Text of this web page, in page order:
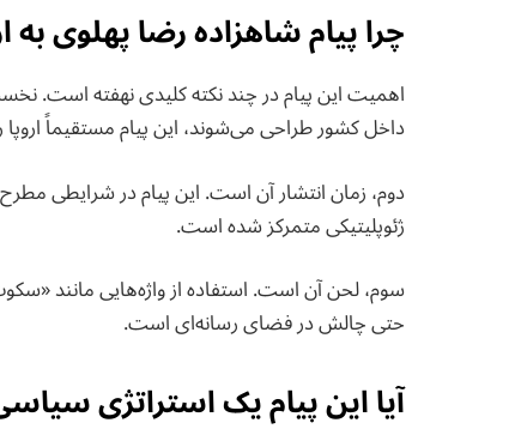
چرا پیام شاهزاده رضا پهلوی به
اهمیت این پیام در چند نکته کلیدی نهفته است.
داخل کشور طراحی می‌شوند، این پیام مستقیماً
دوم، زمان انتشار آن است. این پیام در شرایطی
ژئوپلیتیکی متمرکز شده است.
سوم، لحن آن است. استفاده از واژه‌هایی مانند
حتی چالش در فضای رسانه‌ای است.
آیا این پیام یک استراتژی